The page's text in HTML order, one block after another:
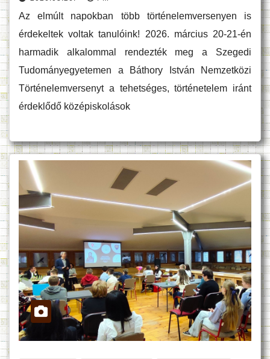
Az elmúlt napokban több történelemversenyen is
érdekeltek voltak tanulóink! 2026. március 20-21-én
harmadik alkalommal rendezték meg a Szegedi
Tudományegyetemen a Báthory István Nemzetközi
Történelemversenyt a tehetséges, történetelem iránt
érdeklődő középiskolások